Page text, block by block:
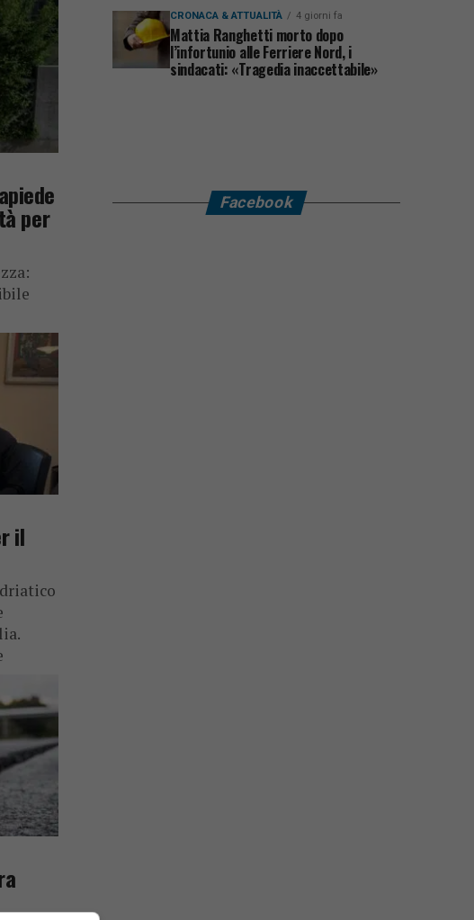
per
il
CRONACA & ATTUALITÀ 4 giorni fa
Mattia Ranghetti morto dopo
l’infortunio alle Ferriere Nord, i
sindacati: «Tragedia inaccettabile»
Facebook